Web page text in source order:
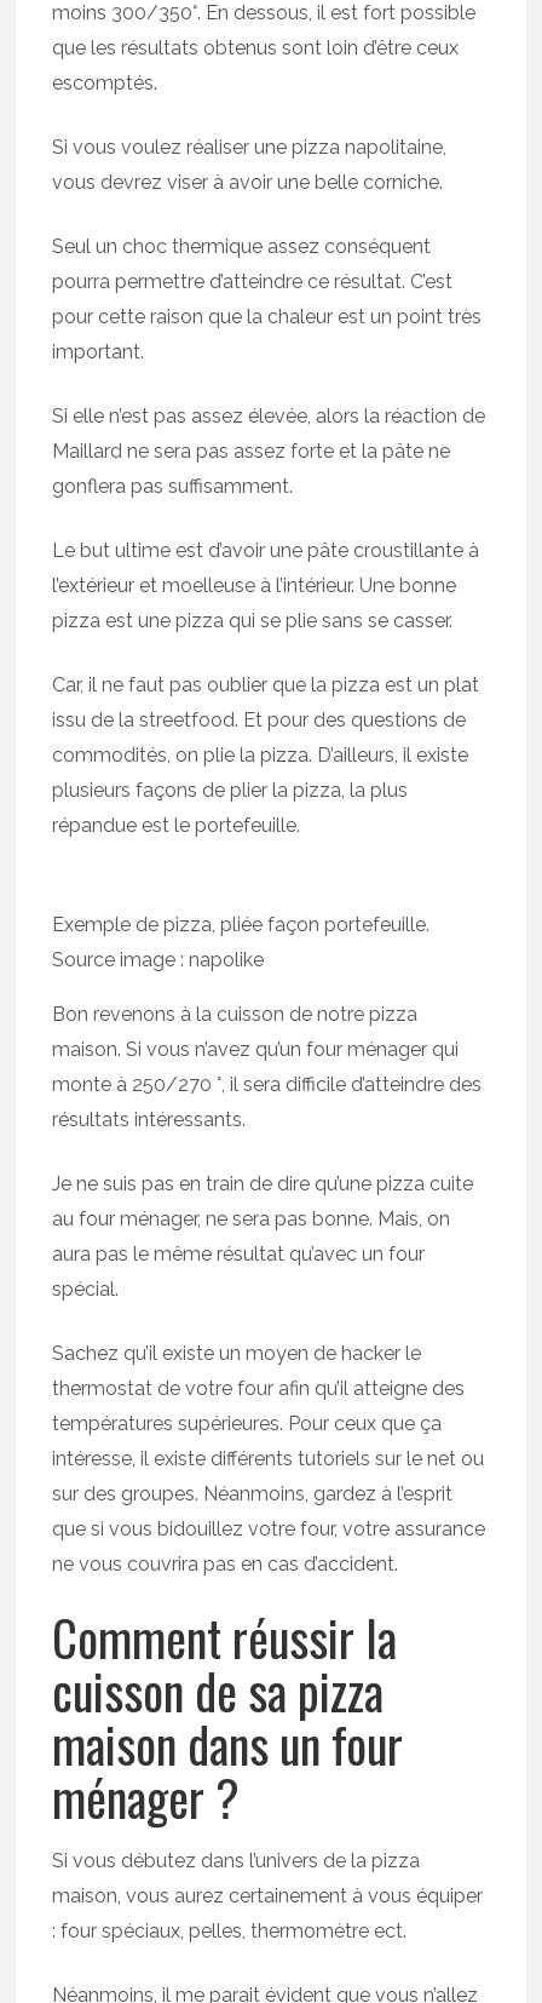
moins 300/350°. En dessous, il est fort possible
que les résultats obtenus sont loin d’être ceux
escomptés.
Si vous voulez réaliser une pizza napolitaine,
vous devrez viser à avoir une belle corniche.
Seul un choc thermique assez conséquent
pourra permettre d’atteindre ce résultat. C’est
pour cette raison que la chaleur est un point très
important.
Si elle n’est pas assez élevée, alors la réaction de
Maillard ne sera pas assez forte et la pâte ne
gonflera pas suffisamment.
Le but ultime est d’avoir une pâte croustillante à
l’extérieur et moelleuse à l’intérieur. Une bonne
pizza est une pizza qui se plie sans se casser.
Car, il ne faut pas oublier que la pizza est un plat
issu de la streetfood. Et pour des questions de
commodités, on plie la pizza. D’ailleurs, il existe
plusieurs façons de plier la pizza, la plus
répandue est le portefeuille.
Exemple de pizza, pliée façon portefeuille.
Source image : napolike
Bon revenons à la cuisson de notre pizza
maison. Si vous n’avez qu’un four ménager qui
monte à 250/270 °, il sera difficile d’atteindre des
résultats intéressants.
Je ne suis pas en train de dire qu’une pizza cuite
au four ménager, ne sera pas bonne. Mais, on
aura pas le même résultat qu’avec un four
spécial.
Sachez qu’il existe un moyen de hacker le
thermostat de votre four afin qu’il atteigne des
températures supérieures. Pour ceux que ça
intéresse, il existe différents tutoriels sur le net ou
sur des groupes. Néanmoins, gardez à l’esprit
que si vous bidouillez votre four, votre assurance
ne vous couvrira pas en cas d’accident.
Comment réussir la
cuisson de sa pizza
maison dans un four
ménager ?
Si vous débutez dans l’univers de la pizza
maison, vous aurez certainement à vous équiper
: four spéciaux, pelles, thermomètre ect.
Néanmoins, il me parait évident que vous n’allez